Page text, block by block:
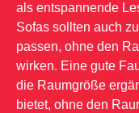
als entspannende
Sofas sollten auch
passen, ohne den
wirken. Eine gute
die Raumgröße
bietet, ohne den